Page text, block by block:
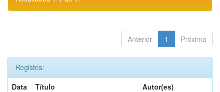
Anterior 1 Próxima
Registos:
Data
Título
Autor(es)